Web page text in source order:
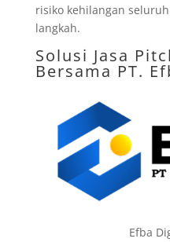
risiko kehilangan
langkah.
Solusi Jasa
Bersama PT.
Efba